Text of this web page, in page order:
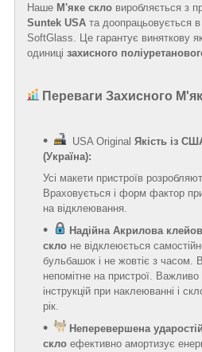
Наше М'яке скло виробляється з
Suntek USA та доопрацьовується в
SoftGlass. Це гарантує виняткову
одиниці захисного
Переваги Захисного
USA Original Якість із
(Україна):
Усі макети пристроїв
Враховується і форм фактор
на відклеювання.
Надійна Акрилова
скло не відклеюється
бульбашок і не жовтіє з часом.
непомітне на пристрої.
інструкцій при наклеюванні і
рік.
Неперевершена
скло ефективно амортизує